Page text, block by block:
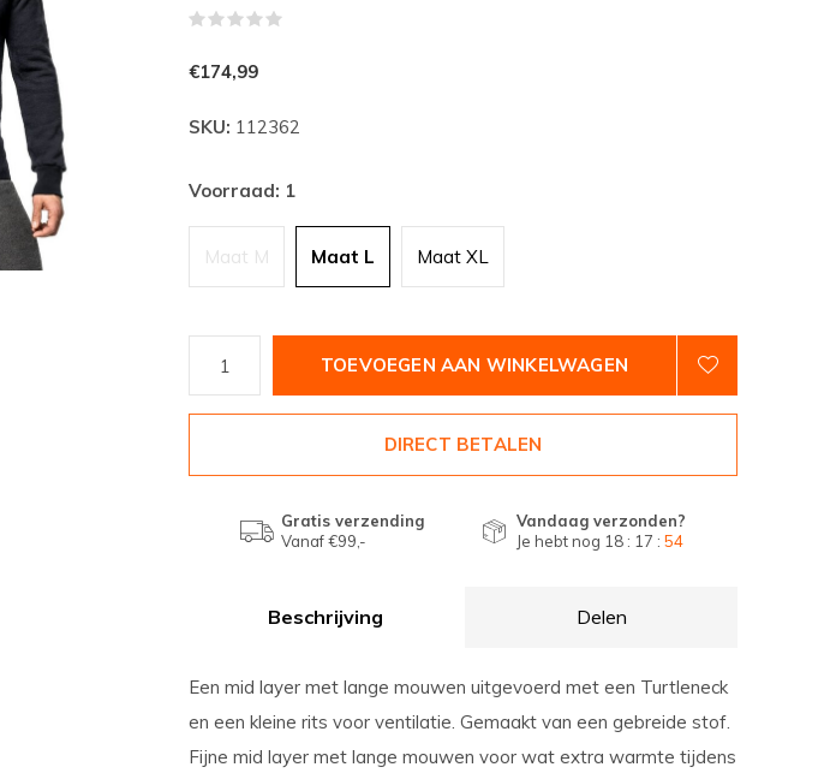
€174,99
SKU: 112362
Voorraad: 1
Maat M Maat L Maat XL
TOEVOEGEN AAN WINKELWAGEN
DIRECT BETALEN
Gratis verzending
Vanaf €99,-
Vandaag verzonden?
Je hebt nog 18 : 17 : 54
Beschrijving Delen
Een mid layer met lange mouwen uitgevoerd met een Turtleneck
en een kleine rits voor ventilatie. Gemaakt van een gebreide stof.
Fijne mid layer met lange mouwen voor wat extra warmte tijdens